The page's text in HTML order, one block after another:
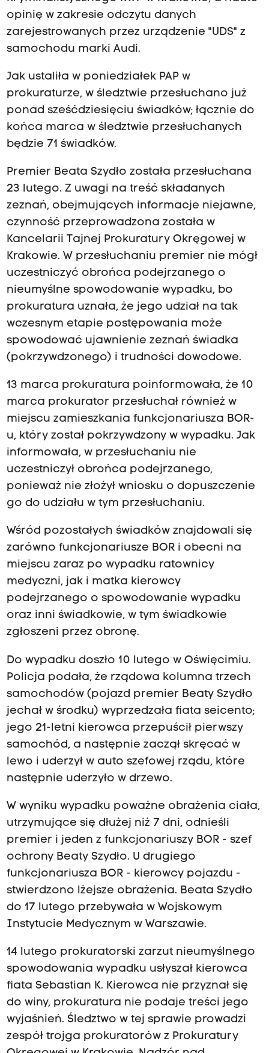
opinię w zakresie odczytu danych
zarejestrowanych przez urządzenie "UDS" z
samochodu marki Audi.
Jak ustaliła w poniedziałek PAP w
prokuraturze, w śledztwie przesłuchano już
ponad sześćdziesięciu świadków; łącznie do
końca marca w śledztwie przesłuchanych
będzie 71 świadków.
Premier Beata Szydło została przesłuchana
23 lutego. Z uwagi na treść składanych
zeznań, obejmujących informacje niejawne,
czynność przeprowadzona została w
Kancelarii Tajnej Prokuratury Okręgowej w
Krakowie. W przesłuchaniu premier nie mógł
uczestniczyć obrońca podejrzanego o
nieumyślne spowodowanie wypadku, bo
prokuratura uznała, że jego udział na tak
wczesnym etapie postępowania może
spowodować ujawnienie zeznań świadka
(pokrzywdzonego) i trudności dowodowe.
13 marca prokuratura poinformowała, że 10
marca prokurator przesłuchał również w
miejscu zamieszkania funkcjonariusza BOR-
u, który został pokrzywdzony w wypadku. Jak
informowała, w przesłuchaniu nie
uczestniczył obrońca podejrzanego,
ponieważ nie złożył wniosku o dopuszczenie
go do udziału w tym przesłuchaniu.
Wśród pozostałych świadków znajdowali się
zarówno funkcjonariusze BOR i obecni na
miejscu zaraz po wypadku ratownicy
medyczni, jak i matka kierowcy
podejrzanego o spowodowanie wypadku
oraz inni świadkowie, w tym świadkowie
zgłoszeni przez obronę.
Do wypadku doszło 10 lutego w Oświęcimiu.
Policja podała, że rządowa kolumna trzech
samochodów (pojazd premier Beaty Szydło
jechał w środku) wyprzedzała fiata seicento;
jego 21-letni kierowca przepuścił pierwszy
samochód, a następnie zaczął skręcać w
lewo i uderzył w auto szefowej rządu, które
następnie uderzyło w drzewo.
W wyniku wypadku poważne obrażenia ciała,
utrzymujące się dłużej niż 7 dni, odnieśli
premier i jeden z funkcjonariuszy BOR - szef
ochrony Beaty Szydło. U drugiego
funkcjonariusza BOR - kierowcy pojazdu -
stwierdzono lżejsze obrażenia. Beata Szydło
do 17 lutego przebywała w Wojskowym
Instytucie Medycznym w Warszawie.
14 lutego prokuratorski zarzut nieumyślnego
spowodowania wypadku usłyszał kierowca
fiata Sebastian K. Kierowca nie przyznał się
do winy, prokuratura nie podaje treści jego
wyjaśnień. Śledztwo w tej sprawie prowadzi
zespół trojga prokuratorów z Prokuratury